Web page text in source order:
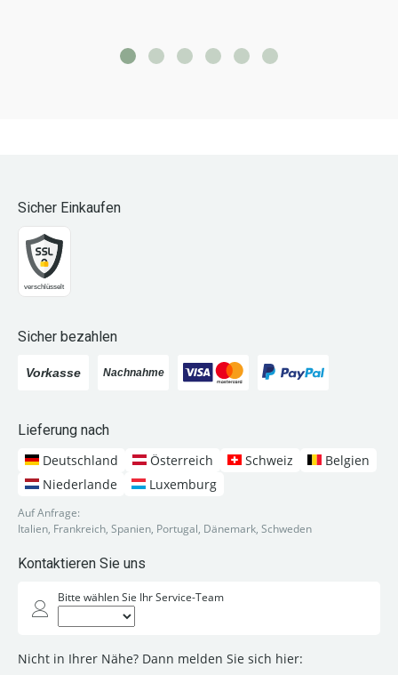
Sicher Einkaufen
Sicher bezahlen
Lieferung nach
Deutschland
Österreich Schweiz
Belgien
Niederlande
Luxemburg
Auf Anfrage:
Italien, Frankreich, Spanien, Portugal, Dänemark, Schweden
Kontaktieren Sie uns
Bitte wählen Sie Ihr Service-Team
Nicht in Ihrer Nähe? Dann melden Sie sich hier: